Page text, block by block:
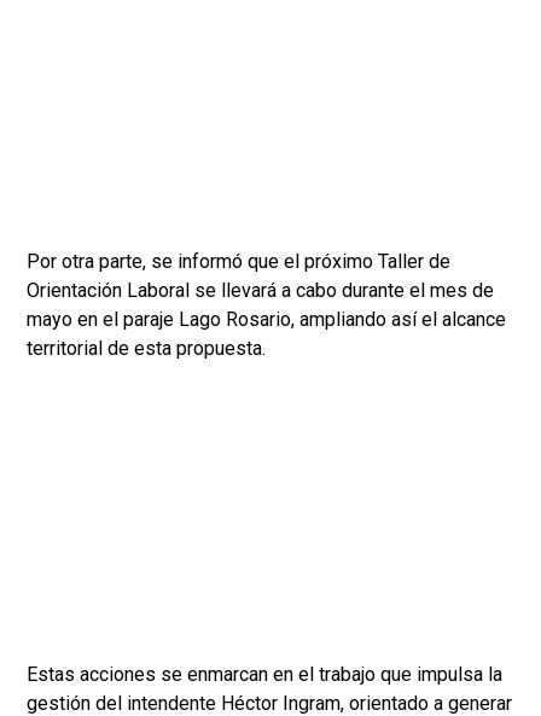
Por otra parte, se informó que el próximo Taller de
Orientación Laboral se llevará a cabo durante el mes de
mayo en el paraje Lago Rosario, ampliando así el alcance
territorial de esta propuesta.
Estas acciones se enmarcan en el trabajo que impulsa la
gestión del intendente Héctor Ingram, orientado a generar